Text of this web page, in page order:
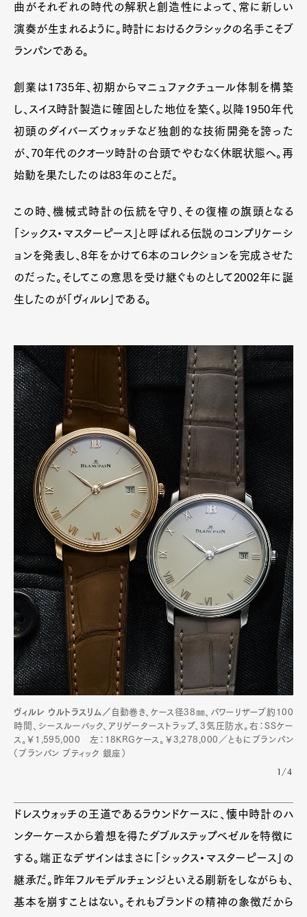
曲がそれぞれの時代の解釈と創造性によって、常に新しい
演奏が生まれるように。時計におけるクラシックの名手こそブ
ランパンである。
創業は1735年、初期からマニュファクチュール体制を構築
し、スイス時計製造に確固とした地位を築く。以降1950年代
初頭のダイバーズウォッチなど独創的な技術開発を誇った
が、70年代のクオーツ時計の台頭でやむなく休眠状態へ。再
始動を果たしたのは83年のことだ。
この時、機械式時計の伝統を守り、その復権の旗頭となる
「シックス・マスターピース」と呼ばれる伝説のコンプリケーシ
ョンを発表し、8年をかけて6本のコレクションを完成させた
のだった。そしてこの意思を受け継ぐものとして2002年に誕
生したのが「ヴィルレ」である。
ヴィルレ ウルトラスリム／ 自動巻き、ケース径38㎜、パワーリザーブ約100
時間、シースルーバック、アリゲーターストラップ、3気圧防水。右：SSケー
ス。￥1,595,000 左：18KRGケース。￥3,278,000／ともにブランパン
（ブランパン ブティック 銀座）
1/4
ドレスウォッチの王道であるラウンドケースに、懐中時計のハ
ンターケースから着想を得たダブルステップベゼルを特徴に
する。端正なデザインはまさに「シックス・マスターピース」の
継承だ。昨年フルモデルチェンジといえる刷新をしながらも、
基本を崩すことはない。それもブランドの精神の象徴だから